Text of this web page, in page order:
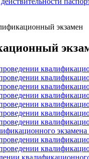
экзамен